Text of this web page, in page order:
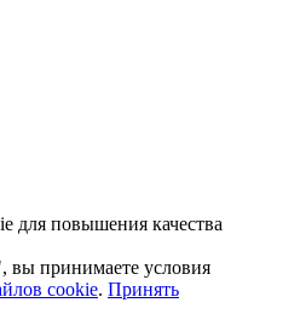
для повышения качества
принимаете условия
cookie. Принять